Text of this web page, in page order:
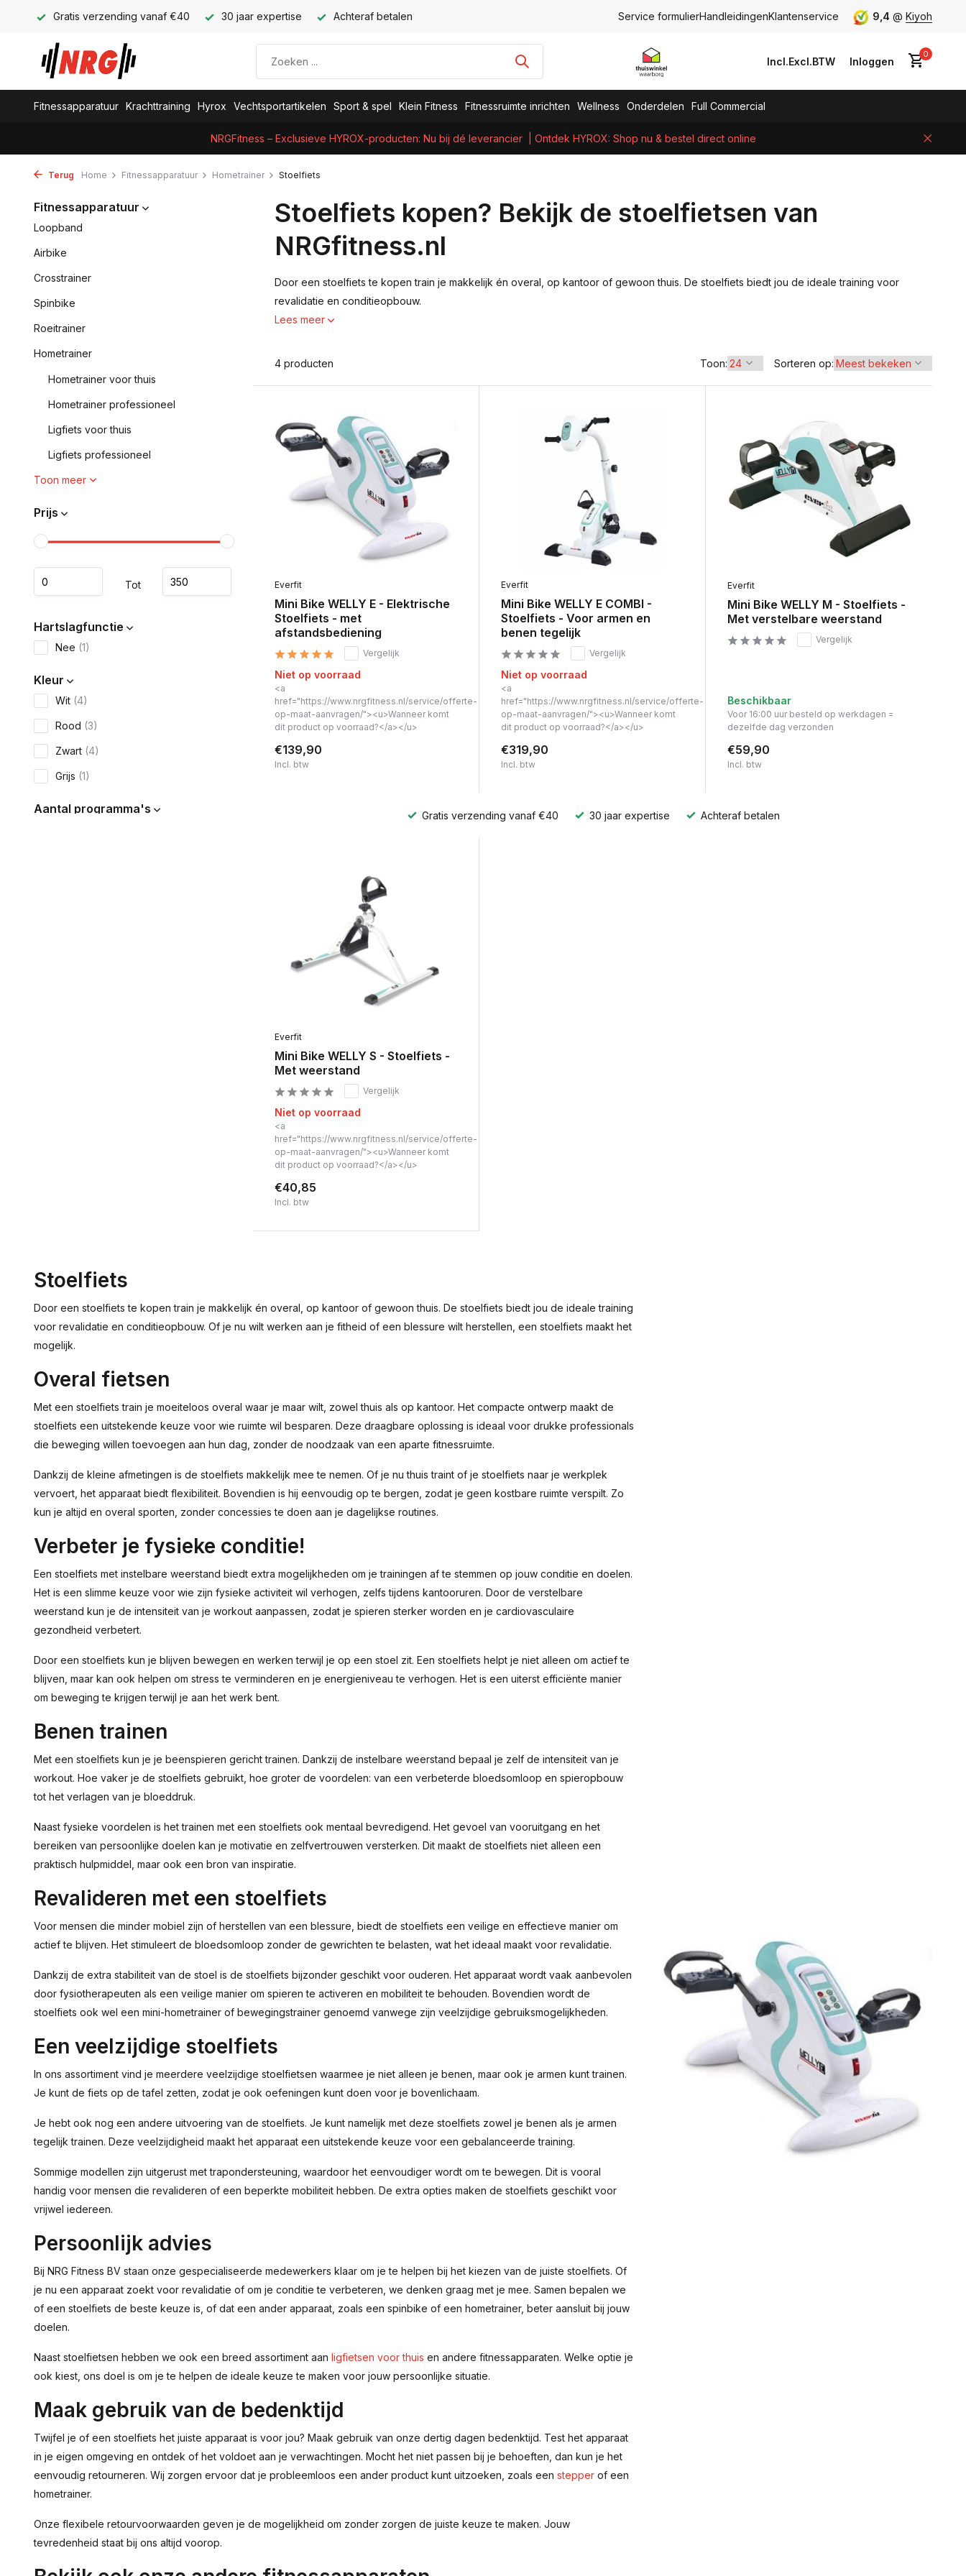
Gratis verzending vanaf €40 30 jaar expertise Achteraf betalen Service formulierHandleidingenKlantenservice 9,4 @ Kiyoh
Incl.Excl.BTW Inloggen
0
Fitnessapparatuur Krachttraining Hyrox Vechtsportartikelen Sport & spel Klein Fitness Fitnessruimte inrichten Wellness Onderdelen Full Commercial
NRGFitness – Exclusieve HYROX-producten: Nu bij dé leverancier | Ontdek HYROX: Shop nu & bestel direct online
Terug Home Fitnessapparatuur Hometrainer Stoelfiets
Fitnessapparatuur
Loopband
Airbike
Crosstrainer
Spinbike
Roeitrainer
Hometrainer
Hometrainer voor thuis
Hometrainer professioneel
Ligfiets voor thuis
Ligfiets professioneel
Toon meer
Prijs
Tot
Hartslagfunctie
Nee (1)
Kleur
Wit (4)
Rood (3)
Zwart (4)
Grijs (1)
Aantal programma's
Stoelfiets kopen? Bekijk de stoelfietsen van
NRGfitness.nl
Door een stoelfiets te kopen train je makkelijk én overal, op kantoor of gewoon thuis. De stoelfiets biedt jou de ideale training voor
revalidatie en conditieopbouw.
Lees meer
4 producten Toon: Sorteren op:
Everfit
Mini Bike WELLY E - Elektrische
Stoelfiets - met
afstandsbediening
Vergelijk
Niet op voorraad
<a
href="https://www.nrgfitness.nl/service/offerte-
op-maat-aanvragen/"><u>Wanneer komt
dit product op voorraad?</a></u>
€139,90
Incl. btw
Everfit
Mini Bike WELLY E COMBI -
Stoelfiets - Voor armen en
benen tegelijk
Vergelijk
Niet op voorraad
<a
href="https://www.nrgfitness.nl/service/offerte-
op-maat-aanvragen/"><u>Wanneer komt
dit product op voorraad?</a></u>
€319,90
Incl. btw
Everfit
Mini Bike WELLY M - Stoelfiets -
Met verstelbare weerstand
Vergelijk
Beschikbaar
Voor 16:00 uur besteld op werkdagen =
dezelfde dag verzonden
€59,90
Incl. btw
Gratis verzending vanaf €40 30 jaar expertise Achteraf betalen
Everfit
Mini Bike WELLY S - Stoelfiets -
Met weerstand
Vergelijk
Niet op voorraad
<a
href="https://www.nrgfitness.nl/service/offerte-
op-maat-aanvragen/"><u>Wanneer komt
dit product op voorraad?</a></u>
€40,85
Incl. btw
Stoelfiets
Door een stoelfiets te kopen train je makkelijk én overal, op kantoor of gewoon thuis. De stoelfiets biedt jou de ideale training
voor revalidatie en conditieopbouw. Of je nu wilt werken aan je fitheid of een blessure wilt herstellen, een stoelfiets maakt het
mogelijk.
Overal fietsen
Met een stoelfiets train je moeiteloos overal waar je maar wilt, zowel thuis als op kantoor. Het compacte ontwerp maakt de
stoelfiets een uitstekende keuze voor wie ruimte wil besparen. Deze draagbare oplossing is ideaal voor drukke professionals
die beweging willen toevoegen aan hun dag, zonder de noodzaak van een aparte fitnessruimte.
Dankzij de kleine afmetingen is de stoelfiets makkelijk mee te nemen. Of je nu thuis traint of je stoelfiets naar je werkplek
vervoert, het apparaat biedt flexibiliteit. Bovendien is hij eenvoudig op te bergen, zodat je geen kostbare ruimte verspilt. Zo
kun je altijd en overal sporten, zonder concessies te doen aan je dagelijkse routines.
Verbeter je fysieke conditie!
Een stoelfiets met instelbare weerstand biedt extra mogelijkheden om je trainingen af te stemmen op jouw conditie en doelen.
Het is een slimme keuze voor wie zijn fysieke activiteit wil verhogen, zelfs tijdens kantooruren. Door de verstelbare
weerstand kun je de intensiteit van je workout aanpassen, zodat je spieren sterker worden en je cardiovasculaire
gezondheid verbetert.
Door een stoelfiets kun je blijven bewegen en werken terwijl je op een stoel zit. Een stoelfiets helpt je niet alleen om actief te
blijven, maar kan ook helpen om stress te verminderen en je energieniveau te verhogen. Het is een uiterst efficiënte manier
om beweging te krijgen terwijl je aan het werk bent.
Benen trainen
Met een stoelfiets kun je je beenspieren gericht trainen. Dankzij de instelbare weerstand bepaal je zelf de intensiteit van je
workout. Hoe vaker je de stoelfiets gebruikt, hoe groter de voordelen: van een verbeterde bloedsomloop en spieropbouw
tot het verlagen van je bloeddruk.
Naast fysieke voordelen is het trainen met een stoelfiets ook mentaal bevredigend. Het gevoel van vooruitgang en het
bereiken van persoonlijke doelen kan je motivatie en zelfvertrouwen versterken. Dit maakt de stoelfiets niet alleen een
praktisch hulpmiddel, maar ook een bron van inspiratie.
Revalideren met een stoelfiets
Voor mensen die minder mobiel zijn of herstellen van een blessure, biedt de stoelfiets een veilige en effectieve manier om
actief te blijven. Het stimuleert de bloedsomloop zonder de gewrichten te belasten, wat het ideaal maakt voor revalidatie.
Dankzij de extra stabiliteit van de stoel is de stoelfiets bijzonder geschikt voor ouderen. Het apparaat wordt vaak aanbevolen
door fysiotherapeuten als een veilige manier om spieren te activeren en mobiliteit te behouden. Bovendien wordt de
stoelfiets ook wel een mini-hometrainer of bewegingstrainer genoemd vanwege zijn veelzijdige gebruiksmogelijkheden.
Een veelzijdige stoelfiets
In ons assortiment vind je meerdere veelzijdige stoelfietsen waarmee je niet alleen je benen, maar ook je armen kunt trainen.
Je kunt de fiets op de tafel zetten, zodat je ook oefeningen kunt doen voor je bovenlichaam.
Je hebt ook nog een andere uitvoering van de stoelfiets. Je kunt namelijk met deze stoelfiets zowel je benen als je armen
tegelijk trainen. Deze veelzijdigheid maakt het apparaat een uitstekende keuze voor een gebalanceerde training.
Sommige modellen zijn uitgerust met trapondersteuning, waardoor het eenvoudiger wordt om te bewegen. Dit is vooral
handig voor mensen die revalideren of een beperkte mobiliteit hebben. De extra opties maken de stoelfiets geschikt voor
vrijwel iedereen.
Persoonlijk advies
Bij NRG Fitness BV staan onze gespecialiseerde medewerkers klaar om je te helpen bij het kiezen van de juiste stoelfiets. Of
je nu een apparaat zoekt voor revalidatie of om je conditie te verbeteren, we denken graag met je mee. Samen bepalen we
of een stoelfiets de beste keuze is, of dat een ander apparaat, zoals een spinbike of een hometrainer, beter aansluit bij jouw
doelen.
Naast stoelfietsen hebben we ook een breed assortiment aan ligfietsen voor thuis en andere fitnessapparaten. Welke optie je
ook kiest, ons doel is om je te helpen de ideale keuze te maken voor jouw persoonlijke situatie.
Maak gebruik van de bedenktijd
Twijfel je of een stoelfiets het juiste apparaat is voor jou? Maak gebruik van onze dertig dagen bedenktijd. Test het apparaat
in je eigen omgeving en ontdek of het voldoet aan je verwachtingen. Mocht het niet passen bij je behoeften, dan kun je het
eenvoudig retourneren. Wij zorgen ervoor dat je probleemloos een ander product kunt uitzoeken, zoals een stepper of een
hometrainer.
Onze flexibele retourvoorwaarden geven je de mogelijkheid om zonder zorgen de juiste keuze te maken. Jouw
tevredenheid staat bij ons altijd voorop.